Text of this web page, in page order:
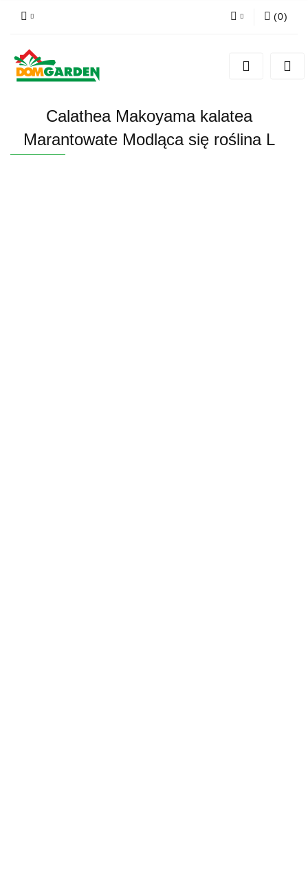
Zarejestruj się
Zgody cookies
(0)
Calathea Makoyama kalatea
Marantowate Modląca się roślina L